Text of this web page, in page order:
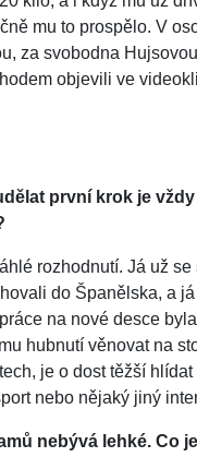
mu to prospělo. V
za svobodna
objevili ve
první krok je
rozhodnutí. Já už
do Španělska, a
na nové desce
hubnutí věnovat na
je o dost těžší
nebo nějaký jiný
nebývá lehké. Co